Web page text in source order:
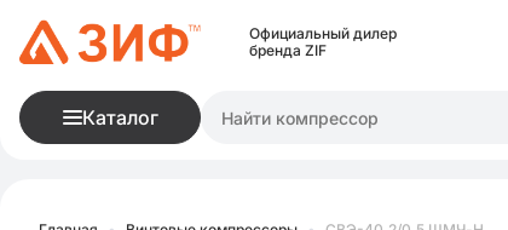
Официальный дилер
бренда ZIF
Каталог